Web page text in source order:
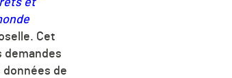
et
Cet
demandes
de